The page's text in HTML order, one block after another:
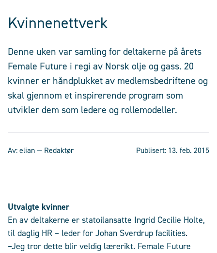
Kvinnenettverk
Denne uken var samling for deltakerne på årets
Female Future i regi av Norsk olje og gass. 20
kvinner er håndplukket av medlemsbedriftene og
skal gjennom et inspirerende program som
utvikler dem som ledere og rollemodeller.
Av:elian— Redaktør Publisert: 13. feb. 2015
Utvalgte kvinner
En av deltakerne er statoilansatte Ingrid Cecilie Holte,
til daglig HR – leder for Johan Sverdrup facilities.
–Jeg tror dette blir veldig lærerikt. Female Future